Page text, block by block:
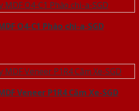
O4-C1 Phào chi-a-SGD
Veneer P1R4 Căm Xe-SGD